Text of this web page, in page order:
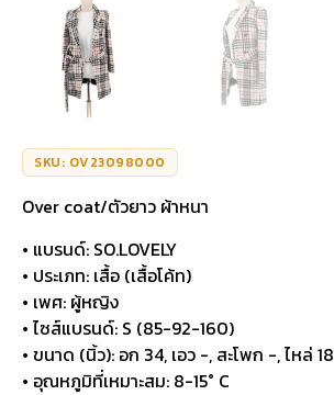
SKU: OV23098000
Over coat/ตัวยาว ผ้าหนา
• แบรนด์: SO.LOVELY
• ประเภท: เสื้อ (เสื้อโค้ท)
• เพศ: ผู้หญิง
• ไซส์แบรนด์: S (85-92-160)
• ขนาด (นิ้ว): อก 34, เอว -, สะโพก -, ไหล่ 18
• อุณหภูมิที่เหมาะสม: 8-15° C